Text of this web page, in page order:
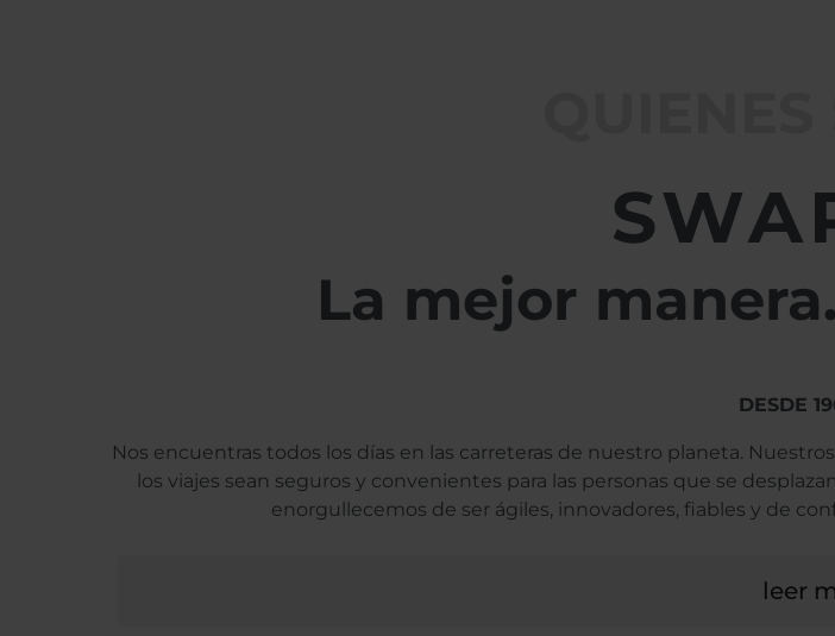
La mejor
DESDE
Nos encuentras todos los días en las carreteras de nuestro planeta.
los viajes sean seguros y convenientes para las personas que se
enorgullecemos de ser ágiles, innovadores, fiables y de
leer